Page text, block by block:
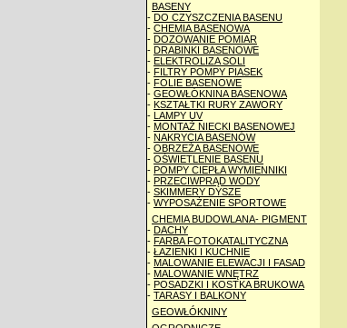
BASENY
- DO CZYSZCZENIA BASENU
- CHEMIA BASENOWA
- DOZOWANIE POMIAR
- DRABINKI BASENOWE
- ELEKTROLIZA SOLI
- FILTRY POMPY PIASEK
- FOLIE BASENOWE
- GEOWŁÓKNINA BASENOWA
- KSZTAŁTKI RURY ZAWORY
- LAMPY UV
- MONTAŻ NIECKI BASENOWEJ
- NAKRYCIA BASENÓW
- OBRZEŻA BASENOWE
- OŚWIETLENIE BASENU
- POMPY CIEPŁA WYMIENNIKI
- PRZECIWPRĄD WODY
- SKIMMERY DYSZE
- WYPOSAŻENIE SPORTOWE
CHEMIA BUDOWLANA- PIGMENT
- DACHY
- FARBA FOTOKATALITYCZNA
- ŁAZIENKI I KUCHNIE
- MALOWANIE ELEWACJI I FASAD
- MALOWANIE WNĘTRZ
- POSADZKI I KOSTKA BRUKOWA
- TARASY I BALKONY
GEOWŁÓKNINY